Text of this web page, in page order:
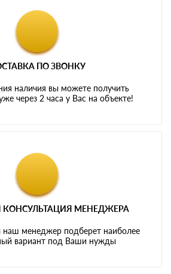
ПО ЗВОНКУ
наличия вы можете получить
через 2 часа у Вас на объекте!
КОНСУЛЬТАЦИЯ МЕНЕДЖЕРА
наш менеджер подберет наиболее
вариант под Ваши нужды